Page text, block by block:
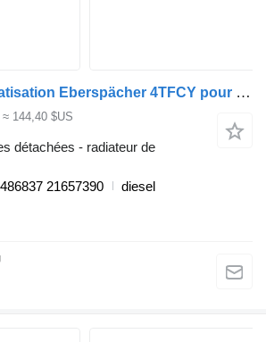
Radiateur de climatisation Eberspächer 4TFCY pour Volvo B6, B7, B9, B10, B12 bus (1978-2011)
≈ 144,40 $US
détachées - radiateur de
21657390
diesel